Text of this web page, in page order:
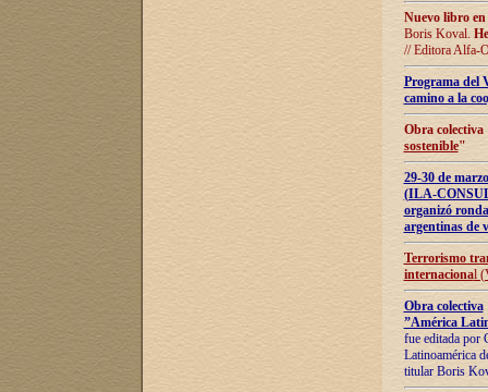
Nuevo libro
Boris Koval.
// Editora Alfa-
Programa del
camino a la
Obra
sostenible"
29-30 de
(ILA-
organizó
argentinas de
Terrorismo
internacional
Obra colectiva
”América
fue editada por
Latinoamérica
titular Boris